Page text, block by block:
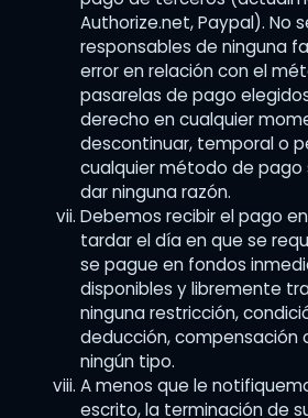
Authorize.net, Paypal). No
responsables de ninguna
error en relación con el
pasarelas de pago
derecho en cualquier
descontinuar, temporal o
cualquier método de pago
dar ninguna razón.
Debemos recibir el pago
tardar el día en que se
se pague en fondos
disponibles y libremente
ninguna restricción,
deducción, compensación
ningún tipo.
A menos que le
escrito, la terminación de